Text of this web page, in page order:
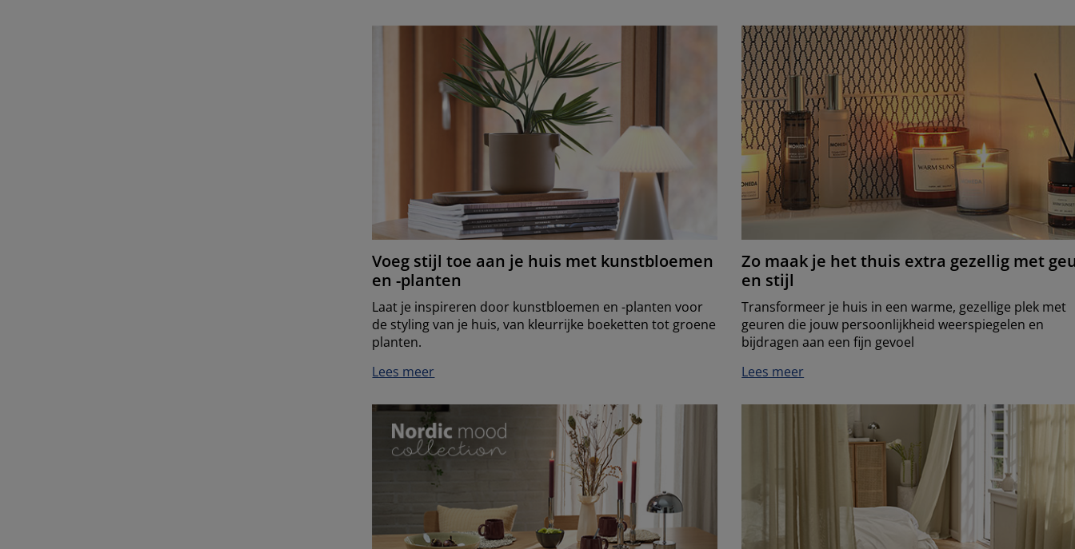
Voeg stijl toe aan je huis met kunstbloemen
en -planten
Laat je inspireren door kunstbloemen en -planten voor
de styling van je huis, van kleurrijke boeketten tot groene
planten.
Lees meer
Zo maak je het thuis extra gezellig met
en stijl
Transformeer je huis in een warme, gezellige plek met
geuren die jouw persoonlijkheid weerspiegelen en
bijdragen aan een fijn gevoel
Lees meer